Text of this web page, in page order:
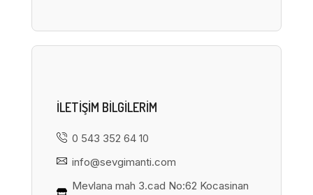
ILETIŞIM BILGILERIM
0 543 352 64 10
info@sevgimanti.com
Mevlana mah 3.cad No:62 Kocasinan